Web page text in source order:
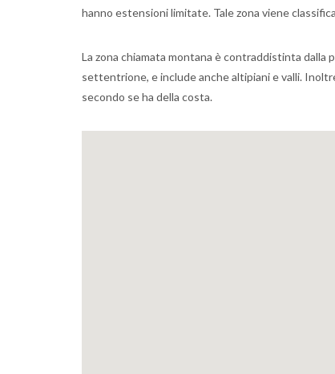
hanno estensioni limitate. Tale zona viene
La zona chiamata montana è contraddistinta dalla
settentrione, e include anche altipiani e valli.
secondo se ha della costa.